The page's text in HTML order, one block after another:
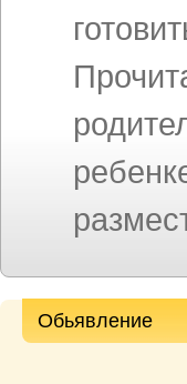
Обьявление